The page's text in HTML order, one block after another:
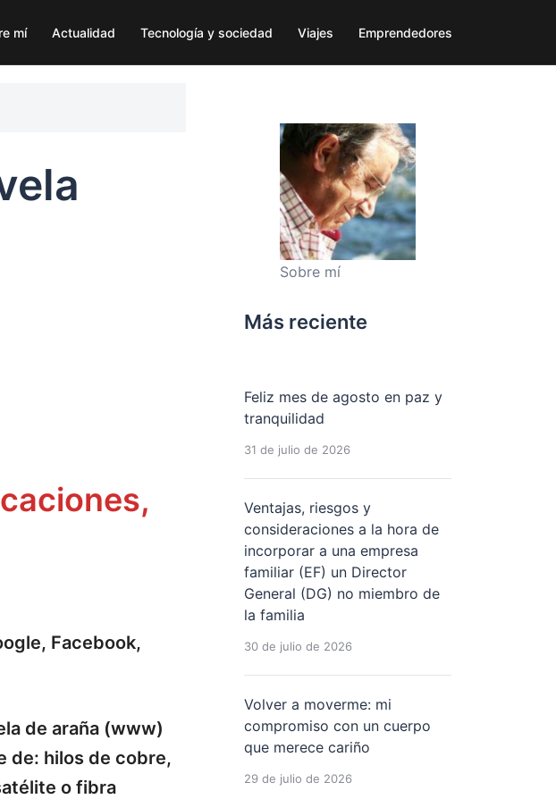
mí Actualidad Tecnología y sociedad Viajes Emprendedores
Facebook,
de araña (www)
de: hilos de cobre,
o fibra
Sobre mí
Más reciente
Feliz mes de agosto en paz y
tranquilidad
31 de julio de 2026
Ventajas, riesgos y
consideraciones a la hora de
incorporar a una empresa
familiar (EF) un Director
General (DG) no miembro de
la familia
30 de julio de 2026
Volver a moverme: mi
compromiso con un cuerpo
que merece cariño
29 de julio de 2026